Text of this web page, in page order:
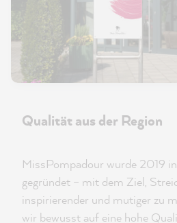
Qualität aus der Region
MissPompadour wurde 2019
gegründet – mit dem Ziel,
inspirierender und mutiger zu
wir bewusst auf eine hohe